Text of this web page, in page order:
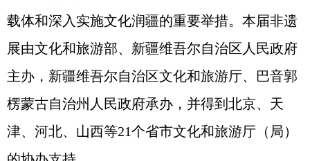
载体和深入实施文化润疆的重要举措。本届非遗
展由文化和旅游部、新疆维吾尔自治区人民政府
主办，新疆维吾尔自治区文化和旅游厅、巴音郭
楞蒙古自治州人民政府承办，并得到北京、天
津、河北、山西等21个省市文化和旅游厅（局）